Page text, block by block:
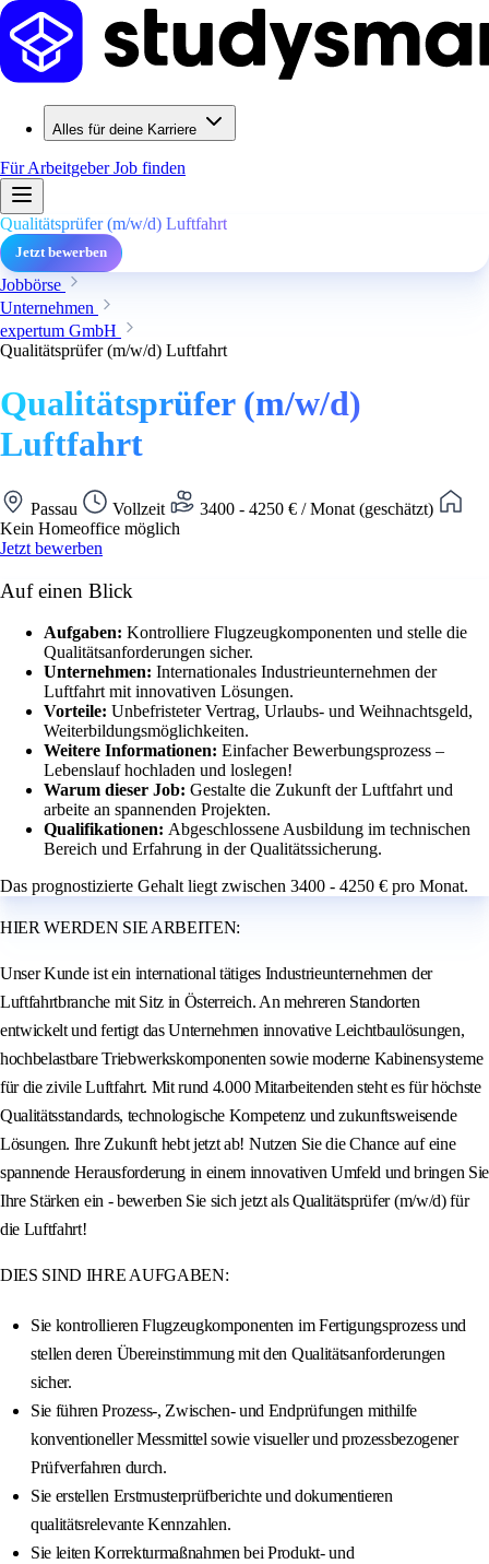
Alles für deine Karriere
Für ArbeitgeberJob finden
Qualitätsprüfer (m/w/d) Luftfahrt
Jetzt bewerben
Jobbörse
Unternehmen
expertum GmbH
Qualitätsprüfer (m/w/d) Luftfahrt
Qualitätsprüfer (m/w/d)
Luftfahrt
Passau Vollzeit
3400 - 4250 € / Monat (geschätzt)
Kein Homeoffice möglich
Jetzt bewerben
Auf einen Blick
Aufgaben: Kontrolliere Flugzeugkomponenten und stelle die
Qualitätsanforderungen sicher.
Unternehmen: Internationales Industrieunternehmen der
Luftfahrt mit innovativen Lösungen.
Vorteile: Unbefristeter Vertrag, Urlaubs- und Weihnachtsgeld,
Weiterbildungsmöglichkeiten.
Weitere Informationen: Einfacher Bewerbungsprozess –
Lebenslauf hochladen und loslegen!
Warum dieser Job: Gestalte die Zukunft der Luftfahrt und
arbeite an spannenden Projekten.
Qualifikationen: Abgeschlossene Ausbildung im technischen
Bereich und Erfahrung in der Qualitätssicherung.
Das prognostizierte Gehalt liegt zwischen 3400 - 4250 € pro Monat.
HIER WERDEN SIE ARBEITEN:
Unser Kunde ist ein international tätiges Industrieunternehmen der
Luftfahrtbranche mit Sitz in Österreich. An mehreren Standorten
entwickelt und fertigt das Unternehmen innovative Leichtbaulösungen,
hochbelastbare Triebwerkskomponenten sowie moderne Kabinensysteme
für die zivile Luftfahrt. Mit rund 4.000 Mitarbeitenden steht es für höchste
Qualitätsstandards, technologische Kompetenz und zukunftsweisende
Lösungen. Ihre Zukunft hebt jetzt ab! Nutzen Sie die Chance auf eine
spannende Herausforderung in einem innovativen Umfeld und bringen Sie
Ihre Stärken ein - bewerben Sie sich jetzt als Qualitätsprüfer (m/w/d) für
die Luftfahrt!
DIES SIND IHRE AUFGABEN:
Sie kontrollieren Flugzeugkomponenten im Fertigungsprozess und
stellen deren Übereinstimmung mit den Qualitätsanforderungen
sicher.
Sie führen Prozess-, Zwischen- und Endprüfungen mithilfe
konventioneller Messmittel sowie visueller und prozessbezogener
Prüfverfahren durch.
Sie erstellen Erstmusterprüfberichte und dokumentieren
qualitätsrelevante Kennzahlen.
Sie leiten Korrekturmaßnahmen bei Produkt- und